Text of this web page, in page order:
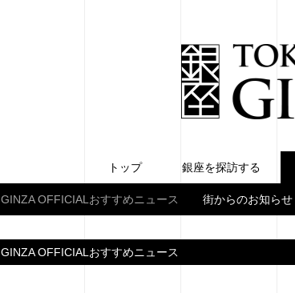
トップ 銀座を探訪する
GINZA OFFICIALおすすめニュース 街からのお知らせ
GINZA OFFICIALおすすめニュース